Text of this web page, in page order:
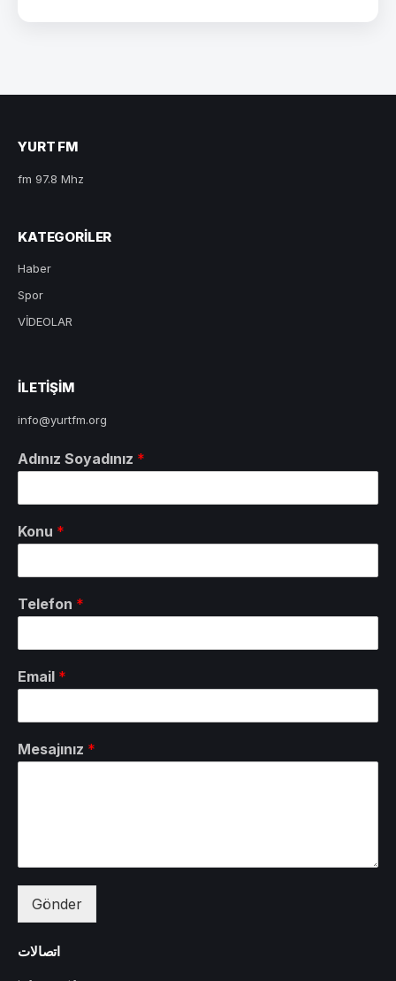
YURT FM
fm 97.8 Mhz
KATEGORILER
Haber
Spor
VİDEOLAR
ILETIŞIM
info@yurtfm.org
Adınız Soyadınız *
Konu *
Telefon *
Email *
Mesajınız *
Gönder
اتصالات